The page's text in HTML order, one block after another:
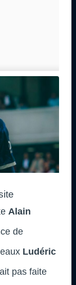
Alain
de
Ludéric
pas faite